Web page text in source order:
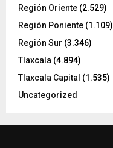
Región Oriente (2.529)
Región Poniente (1.109)
Región Sur (3.346)
Tlaxcala (4.894)
Tlaxcala Capital (1.535)
Uncategorized